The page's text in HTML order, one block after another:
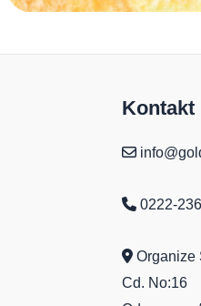
Kontakt
0222-
Organize
Cd. No:16